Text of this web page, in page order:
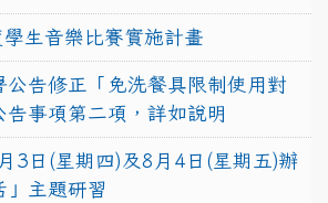
生音樂比賽實施計畫
公告修正「免洗餐具限制使用對
告事項第二項，詳如說明
3日(星期四)及8月4日(星期五)辦
」主題研習